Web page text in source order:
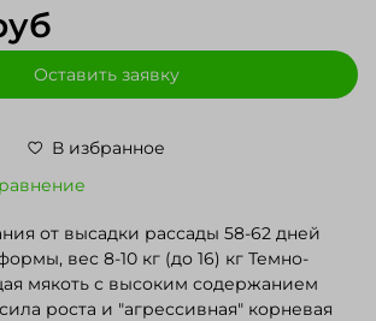
В избранное
Оставить заявку
от высадки рассады 58-62 дней
8-10 кг (до 16) кг Темно-
мякоть с высоким содержанием
роста и "агрессивная" корневая